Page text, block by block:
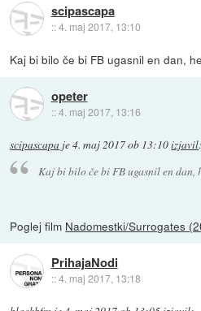
scipascapa
::4. maj 2017, 13:10
Kaj bi bilo če bi FB ugasnil en dan,
opeter
::4. maj 2017, 13:16
scipascapa je4. maj 2017 ob 13:10izjavil:
Kaj bi bilo če bi FB ugasnil en dan,
Poglej film Nadomestki/Surrogates
PrihajaNodi
::4. maj 2017, 13:18